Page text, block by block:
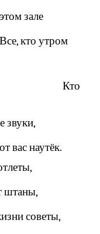
зале
руки,
со щёк,
звуки,
котлеты,
А.
штаны,
советы,